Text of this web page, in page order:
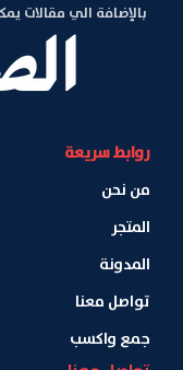
بالإضافة الي مقالات
روابط سريعة
من نحن
المتجر
المدونة
تواصل معنا
جمع واكسب